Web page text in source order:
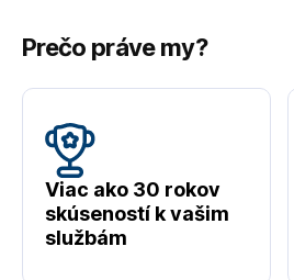
Prečo práve my?
Viac ako 30 rokov
skúseností k vašim
službám